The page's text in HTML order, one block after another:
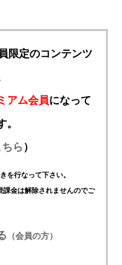
限定のコンテンツ
アム会員になって
ら）
を行なって下さい。
課金は解除されませんのでご
（会員の方）